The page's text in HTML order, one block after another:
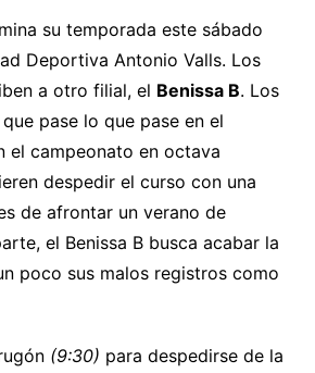
su temporada este sábado
Deportiva Antonio Valls. Los
a otro filial, el Benissa B. Los
pase lo que pase en el
el campeonato en octava
despedir el curso con una
de afrontar un verano de
el Benissa B busca acabar la
poco sus malos registros como
(9:30) para despedirse de la